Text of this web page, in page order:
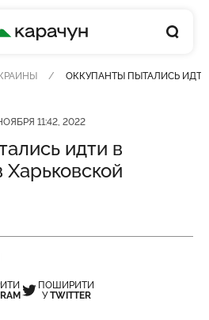
ОККУПАНТЫ ПЫТАЛИСЬ
11:42, 2022
идти в
Харьковской
ПОШИРИТИ
УTWITTER